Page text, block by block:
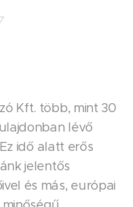
Kft. több, mint 30
lévő
idő alatt erős
jelentős
és más, európai